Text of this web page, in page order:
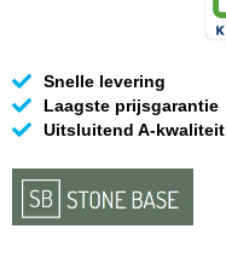
Snelle levering
Laagste prijsgarantie
Uitsluitend A-kwaliteit